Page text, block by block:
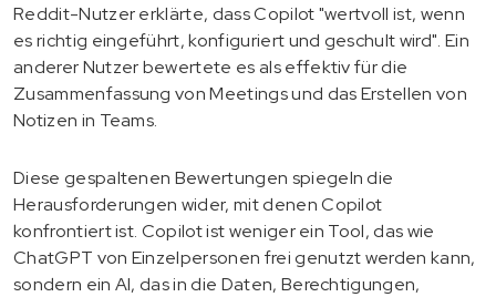
Reddit-Nutzer erklärte, dass Copilot "wertvoll ist, wenn
es richtig eingeführt, konfiguriert und geschult wird". Ein
anderer Nutzer bewertete es als effektiv für die
Zusammenfassung von Meetings und das Erstellen von
Notizen in Teams.
Diese gespaltenen Bewertungen spiegeln die
Herausforderungen wider, mit denen Copilot
konfrontiert ist. Copilot ist weniger ein Tool, das wie
ChatGPT von Einzelpersonen frei genutzt werden kann,
sondern ein AI, das in die Daten, Berechtigungen,